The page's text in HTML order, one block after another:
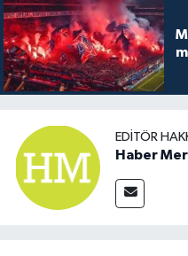
EDITÖR
Haber